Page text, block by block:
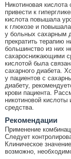
Никотиновая
привести к
кислота повышала
к глюкозе и
у больных сахарным
прекратить терапию
большинство из них
сахароснижающими
кислотой была
сахарного диабета.
у пациентов с
диабету,
крови пациента.
никотиновой кислоты
средства.
Рекомендации
Применение
Следует
Клиническое
возможно,